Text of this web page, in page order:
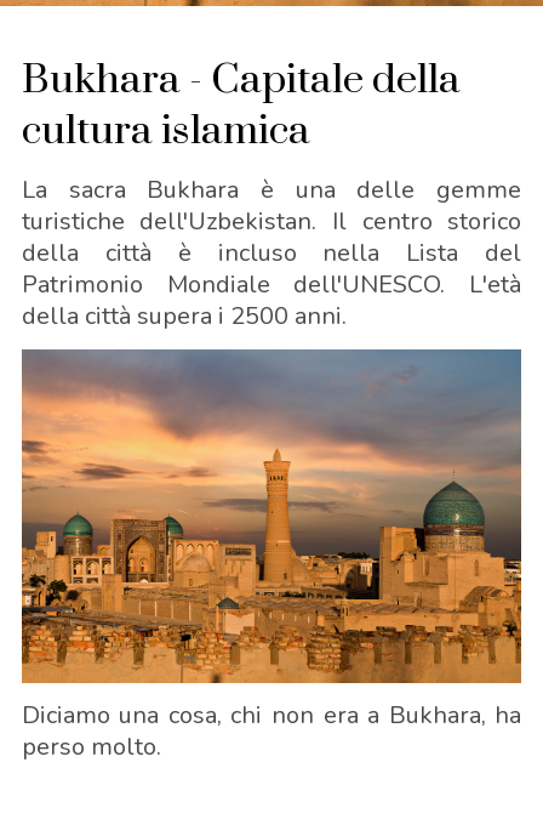
Bukhara - Capitale della
cultura islamica
La sacra Bukhara è una delle gemme
turistiche dell'Uzbekistan. Il centro storico
della città è incluso nella Lista del
Patrimonio Mondiale dell'UNESCO. L'età
della città supera i 2500 anni.
Diciamo una cosa, chi non era a Bukhara, ha
perso molto.